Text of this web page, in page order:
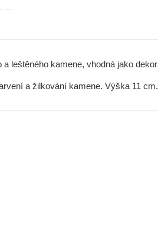
leštěného kamene, vhodná jako
a žilkování kamene. Výška 11 cm.